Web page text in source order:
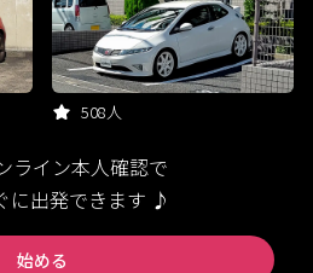
508人
ライン本人確認で
に出発できます ♪
始める